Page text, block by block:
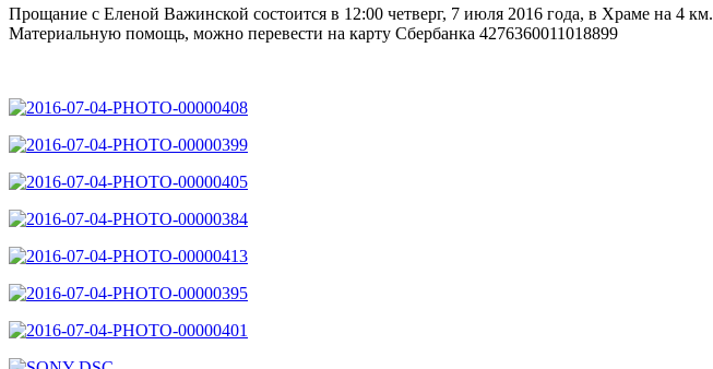
Прощание с Еленой Важинской состоится в 12:00 четверг, 7 июля 2016 года, в Храме на 4 км.
Материальную помощь, можно перевести на карту Сбербанка 4276360011018899